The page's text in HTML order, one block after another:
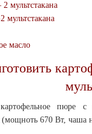
мультстакана
мультстакана
масло
пюре с
670 Вт, чаша